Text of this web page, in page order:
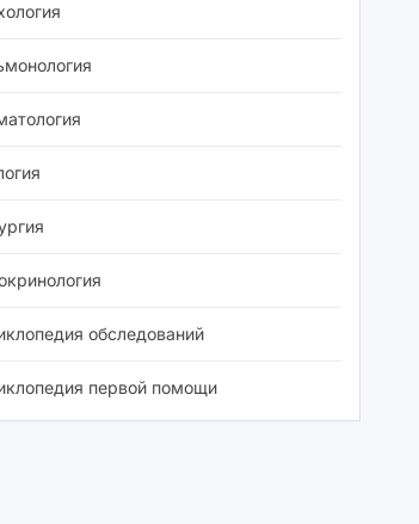
обследований
первой помощи